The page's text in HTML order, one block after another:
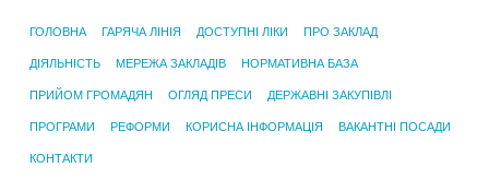
ГОЛОВНА ГАРЯЧА ЛІНІЯ ДОСТУПНІ ЛІКИ ПРО ЗАКЛАД
ДІЯЛЬНІСТЬ МЕРЕЖА ЗАКЛАДІВ НОРМАТИВНА БАЗА
ПРИЙОМ ГРОМАДЯН ОГЛЯД ПРЕСИ ДЕРЖАВНІ ЗАКУПІВЛІ
ПРОГРАМИ РЕФОРМИ КОРИСНА ІНФОРМАЦІЯ ВАКАНТНІ ПОСАДИ
КОНТАКТИ